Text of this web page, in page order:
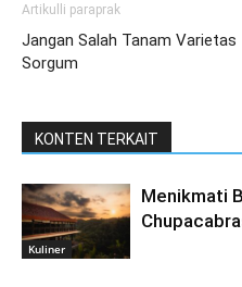
Artikulli paraprak
Jangan Salah Tanam Varietas
Sorgum
KONTEN TERKAIT
Kuliner
Menikmati